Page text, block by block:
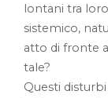
lontani tra
sistemico,
atto di fronte
tale?
Questi